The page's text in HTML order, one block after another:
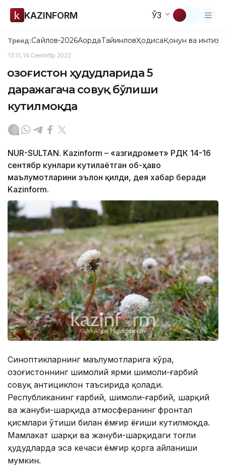
KAZINFORM ЎЗ
Тренд:Сайлов-2026АқордаТайинловҲодисаҚонун ва
13:11, 14 Сентябр 2022
Қозоғистон ҳудудларида 5
даражагача совуқ бўлиши
кутилмоқда
NUR-SULTAN. Kazinform – «Қазгидромет» РДК 14-16
сентябр кунлари кутилаётган об-ҳаво
маълумотларини эълон қилди, дея хабар беради
Kazinform.
Синоптикларнинг маълумотларига кўра,
Қозоғистоннинг шимолий ярми шимоли-ғарбий
совуқ антициклон таъсирида қолади.
Республиканинг ғарбий, шимоли-ғарбий, шарқий
ва жануби-шарқида атмосферанинг фронтал
қисмлари ўтиши билан ёмғир ёғиши кутилмоқда.
Мамлакат шарқи ва жануби-шарқидаги тоғли
ҳудудларда эса кечаси ёмғир қорга айланиши
мумкин.